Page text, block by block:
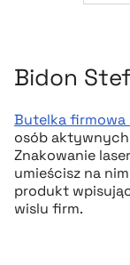
Bidon
Butelka
osób aktywnych
Znakowanie
umieścisz na
produkt
wislu firm.